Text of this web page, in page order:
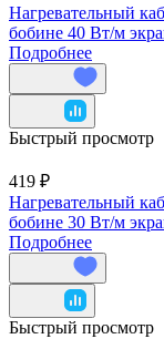
Нагревательный
бобине 40 Вт/м
Подробнее
Быстрый просмотр
419 ₽
Нагревательный
бобине 30 Вт/м
Подробнее
Быстрый просмотр